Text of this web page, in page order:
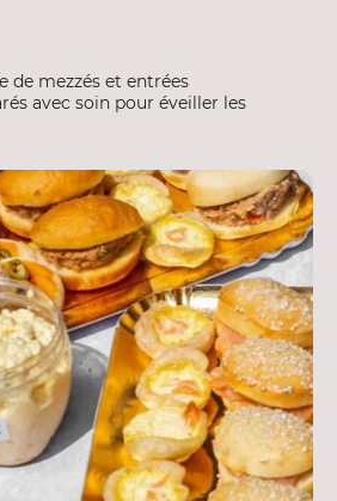
de mezzés et entrées
avec soin pour éveiller les